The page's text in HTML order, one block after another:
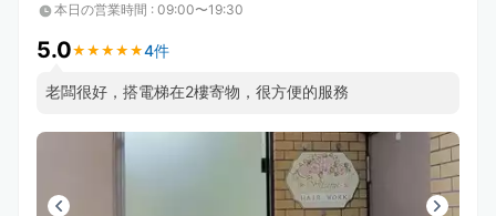
本日の営業時間 : 09:00〜19:30
5.0★ ★ ★ ★ ★
★ ★ ★ ★ ★4件
老闆很好，搭電梯在2樓寄物，很方便的服務